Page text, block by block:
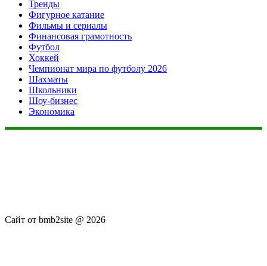
Тренды
Фигурное катание
Фильмы и сериалы
Финансовая грамотность
Футбол
Хоккей
Чемпионат мира по футболу 2026
Шахматы
Школьники
Шоу-бизнес
Экономика
Сайт от bmb2site @ 2026